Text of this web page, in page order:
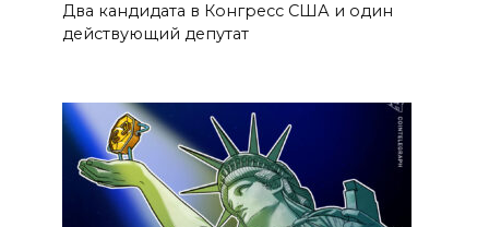
Два кандидата в Конгресс США и один
действующий депутат